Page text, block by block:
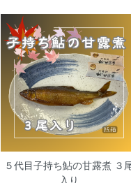
５代目子持ち鮎の甘露煮 ３
入り